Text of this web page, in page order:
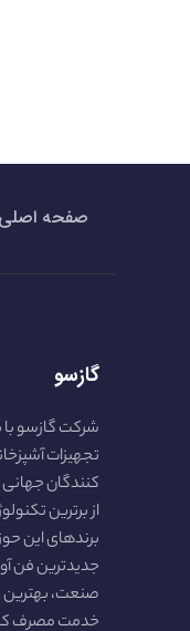
صفحه اصلی
گازسو
شرکت گازسو با
تجهیزات
کنندگان جهانی
از برترین
برندهای این
جدیدترین فن
صنعت، بهترین
خدمت مصرف